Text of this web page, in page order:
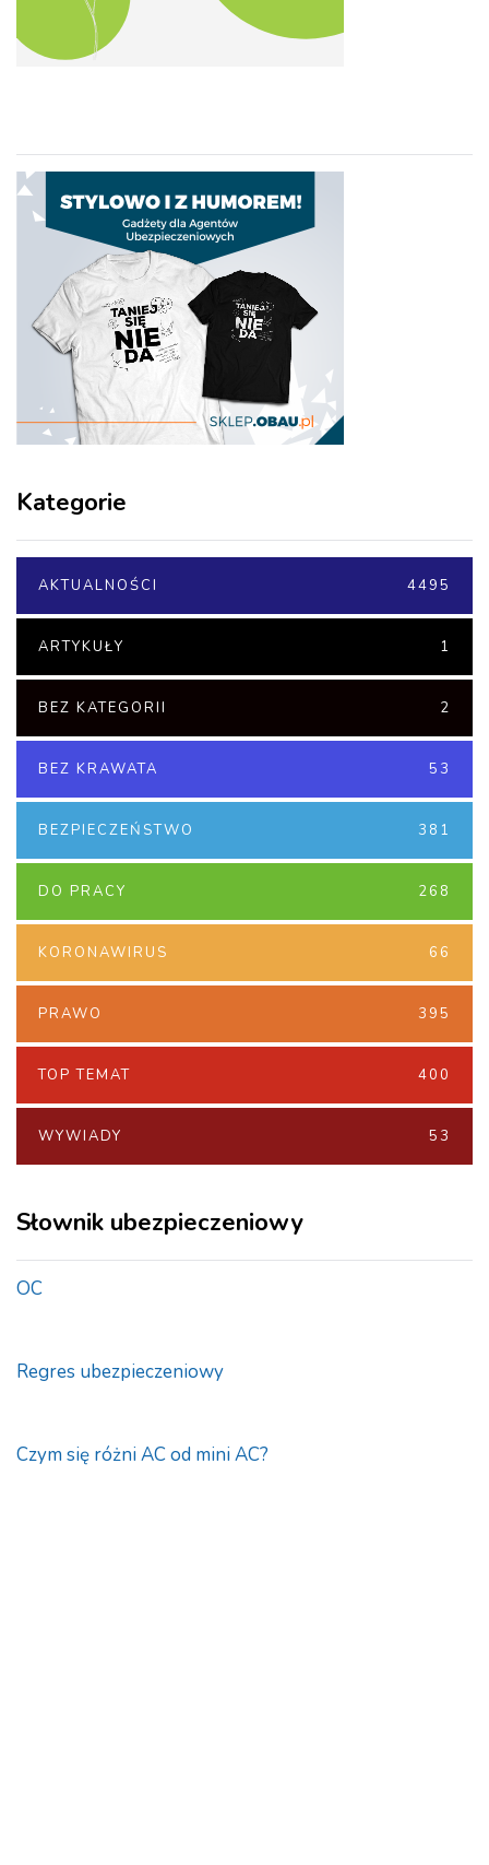
Kategorie
AKTUALNOŚCI 4495
ARTYKUŁY 1
BEZ KATEGORII 2
BEZ KRAWATA 53
BEZPIECZEŃSTWO 381
DO PRACY 268
KORONAWIRUS 66
PRAWO 395
TOP TEMAT 400
WYWIADY 53
Słownik ubezpieczeniowy
OC
Regres ubezpieczeniowy
Czym się różni AC od mini AC?